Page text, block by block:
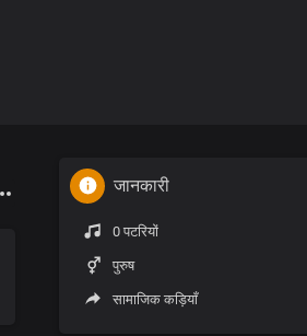
जानकारी
0 पटरियों
पुरुष
सामाजिक कड़ियाँ